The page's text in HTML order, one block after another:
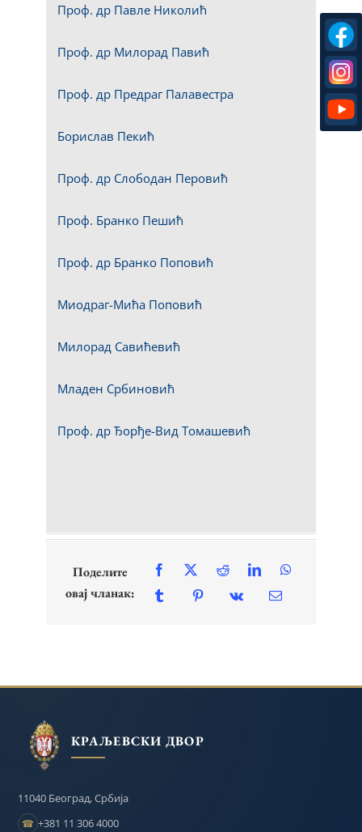
Проф. др Павле Николић
Проф. др Милорад Павић
Проф. др Предраг Палавестра
Борислав Пекић
Проф. др Слободан Перовић
Проф. Бранко Пешић
Проф. др Бранко Поповић
Миодраг-Мића Поповић
Милорад Савићевић
Младен Србиновић
Проф. др Ђорђе-Вид Томашевић
Поделите
овај чланак:
КРАЉЕВСКИ ДВОР
11040 Београд, Србија
☎ +381 11 306 4000